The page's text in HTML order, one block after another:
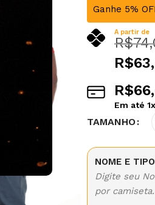
Ganhe 5%
A partir de
R$
R$
R$
Em até 1
TAMANHO
NOME E
Digite seu
por camiseta.